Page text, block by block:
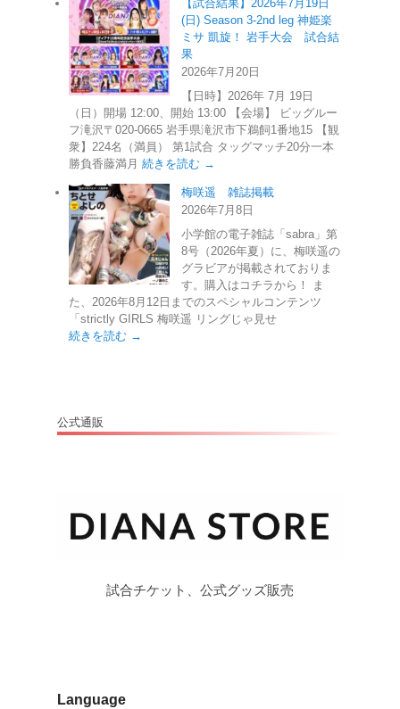
【試合結果】2026年7月19日
(日) Season 3-2nd leg 神姫楽
ミサ 凱旋！ 岩手大会 試合結
果
2026年7月20日
【日時】2026年 7月 19日
（日）開場 12:00、開始 13:00 【会場】 ビッグルー
フ滝沢〒020-0665 岩手県滝沢市下鵜飼1番地15 【観
衆】224名（満員） 第1試合 タッグマッチ20分一本
勝負香藤満月 続きを読む →
梅咲遥 雑誌掲載
2026年7月8日
小学館の電子雑誌「sabra」第
8号（2026年夏）に、梅咲遥の
グラビアが掲載されておりま
す。購入はコチラから！ ま
た、2026年8月12日までのスペシャルコンテンツ
「strictly GIRLS 梅咲遥 リングじゃ見せ
続きを読む →
公式通販
試合チケット、公式グッズ販売
Language